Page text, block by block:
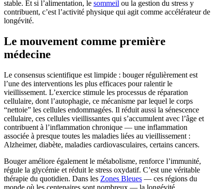
stable. Et si l’alimentation, le sommeil ou la gestion du stress y
contribuent, c’est l’activité physique qui agit comme accélérateur de
longévité.
Le mouvement comme première
médecine
Le consensus scientifique est limpide : bouger régulièrement est
l’une des interventions les plus efficaces pour ralentir le
vieillissement. L’exercice stimule les processus de réparation
cellulaire, dont l’autophagie, ce mécanisme par lequel le corps
“nettoie” les cellules endommagées. Il réduit aussi la sénescence
cellulaire, ces cellules vieillissantes qui s’accumulent avec l’âge et
contribuent à l’inflammation chronique — une inflammation
associée à presque toutes les maladies liées au vieillissement :
Alzheimer, diabète, maladies cardiovasculaires, certains cancers.
Bouger améliore également le métabolisme, renforce l’immunité,
régule la glycémie et réduit le stress oxydatif. C’est une véritable
thérapie du quotidien. Dans les Zones Bleues — ces régions du
monde où les centenaires sont nombreux — la longévité